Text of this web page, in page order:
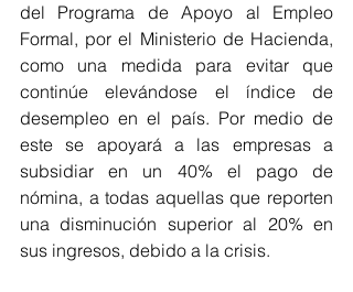
del Programa de Apoyo al Empleo
Formal, por el Ministerio de Hacienda,
como una medida para evitar que
continúe elevándose el índice de
desempleo en el país. Por medio de
este se apoyará a las empresas a
subsidiar en un 40% el pago de
nómina, a todas aquellas que reporten
una disminución superior al 20% en
sus ingresos, debido a la crisis.